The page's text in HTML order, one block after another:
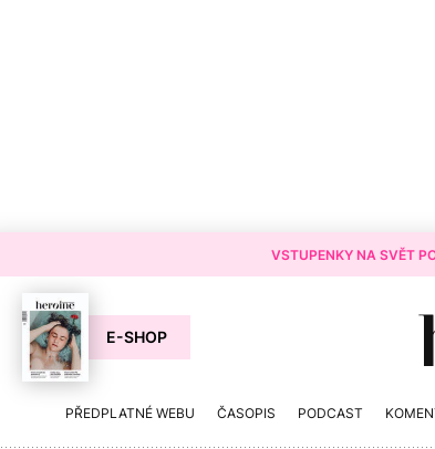
VSTUPENKY NA SVĚT
E-SHOP
PŘEDPLATNÉ WEBU ČASOPIS PODCAST